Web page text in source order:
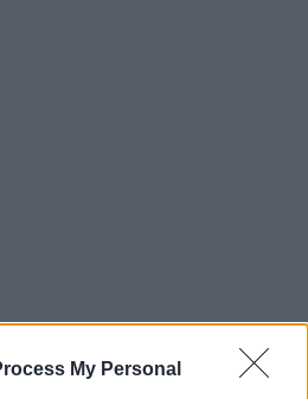
My Personal